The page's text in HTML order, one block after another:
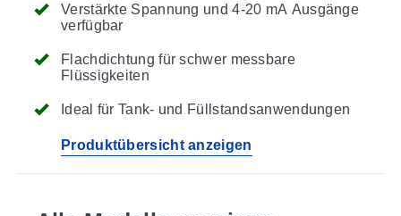
Verstärkte Spannung und 4-20 mA Ausgänge
verfügbar
Flachdichtung für schwer messbare
Flüssigkeiten
Ideal für Tank- und Füllstandsanwendungen
Produktübersicht anzeigen